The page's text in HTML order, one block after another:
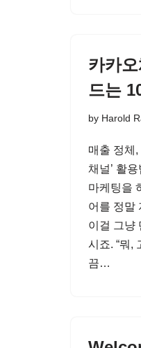
카카
드는
by Harold
매출 정체
채널’ 활
마케팅을
어를 정말
이걸 그냥
시죠. “뭐,
끔…